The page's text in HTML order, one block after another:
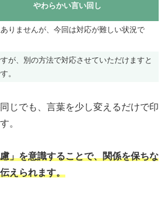
やわらかい言い回し
りませんが、今回は対応が難しい状況で
が、別の方法で対応させていただけますと
。
じでも、言葉を少し変えるだけで印
。
」を意識することで、関係を保ちな
えられます。